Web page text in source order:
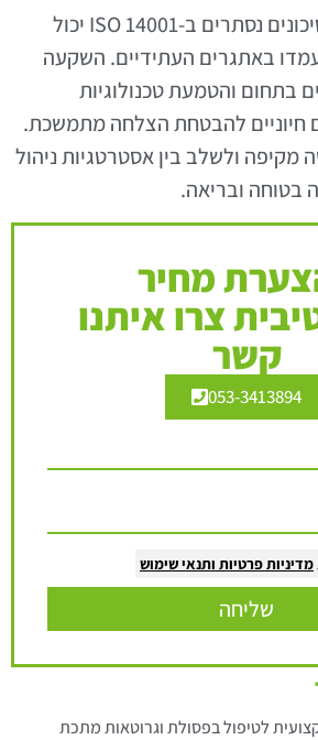
תכנון נכון של ניהול סיכונים נסתרים ב-ISO 14001 יכול
באתגרים העתידיים. השקעה
בתחום והטמעת טכנולוגיות
להבטחת הצלחה מתמשכת.
מקיפה ולשלב בין אסטרטגיות ניהול
בטוחה ובריאה.
מחיר
צרו איתנו
קשר
053-3413894
מדיניות פרטיות ותנאי שימוש
שליחה
לטיפול בפסולת וגרוטאות מתכת